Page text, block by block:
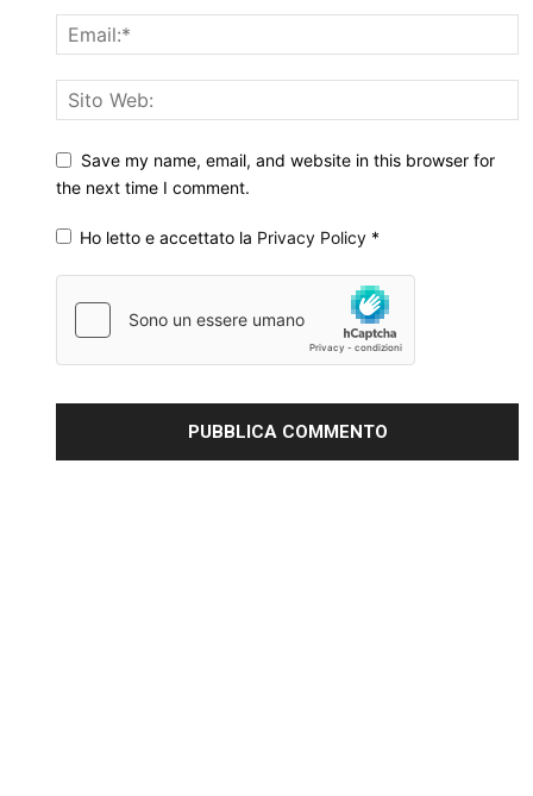
Save my name, email, and website in this browser for
the next time I comment.
Ho letto e accettato la Privacy Policy *